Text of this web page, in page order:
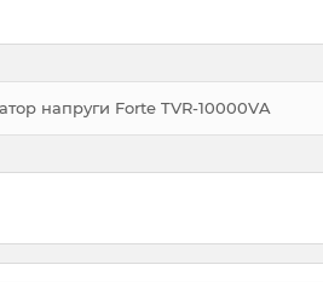
напруги Forte TVR-10000VA